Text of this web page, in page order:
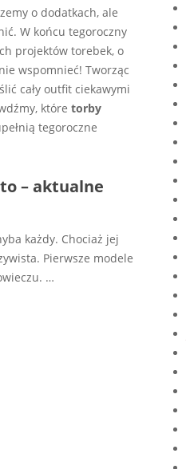
o dodatkach, ale
W końcu tegoroczny
projektów torebek, o
wspomnieć! Tworząc
cały outfit ciekawymi
które torby
tegoroczne
– aktualne
każdy. Chociaż jej
Pierwsze modele
…